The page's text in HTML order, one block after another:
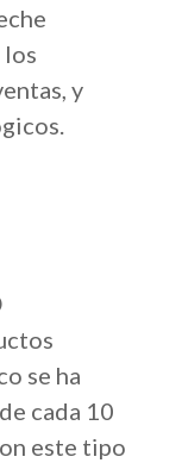
los
y
se ha
cada 10
este tipo